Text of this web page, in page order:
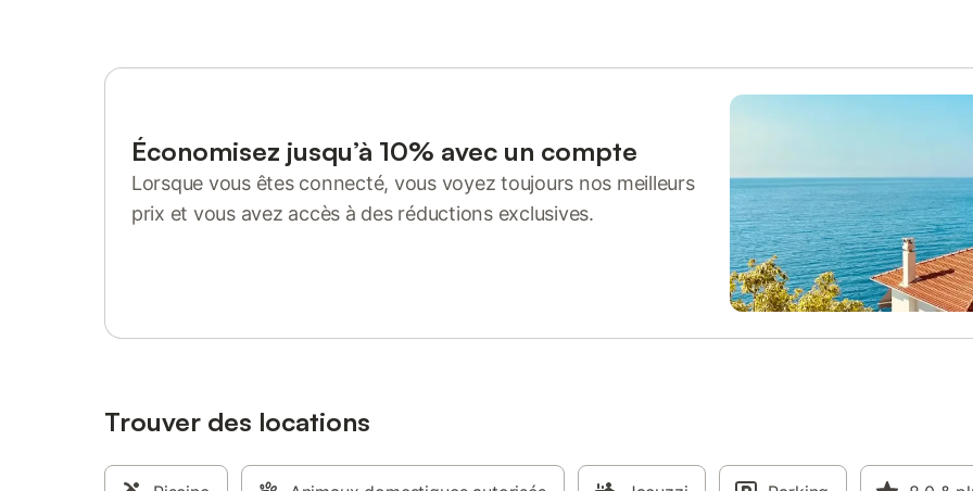
Économisez jusqu’à 10% avec un compte
Lorsque vous êtes connecté, vous voyez toujours nos meilleurs
prix et vous avez accès à des réductions exclusives.
Trouver des locations